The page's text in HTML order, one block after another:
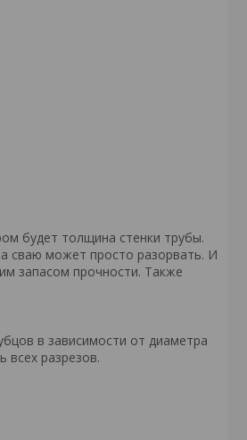
будет толщина стенки трубы.
сваю может просто разорвать. И
запасом прочности. Также
в зависимости от диаметра
всех разрезов.